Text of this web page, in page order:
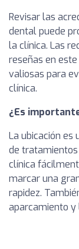
Revisar las
dental puede
la clínica. Las
reseñas en
valiosas para
clínica.
¿Es
La ubicación es
de
clínica
marcar una
rapidez.
aparcamiento y